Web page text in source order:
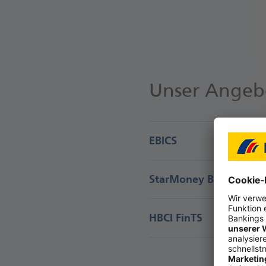
Unser
EBICS
StarMoney Business
HBCI FinTS